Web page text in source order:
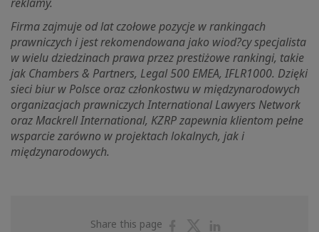
reklamy.
Firma zajmuje od lat czołowe pozycje w rankingach
prawniczych i jest rekomendowana jako wiod?cy specjalista
w wielu dziedzinach prawa przez prestiżowe rankingi, takie
jak Chambers & Partners, Legal 500 EMEA, IFLR1000. Dzięki
sieci biur w Polsce oraz członkostwu w międzynarodowych
organizacjach prawniczych International Lawyers Network
oraz Mackrell International, KZRP zapewnia klientom pełne
wsparcie zarówno w projektach lokalnych, jak i
międzynarodowych.
Share this page
ShareShare